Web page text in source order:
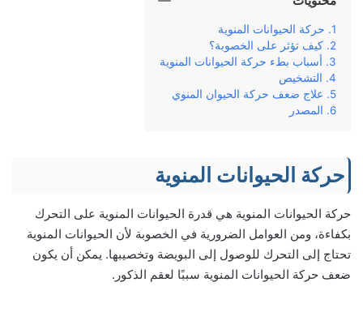
حركة الحيوانات المنوية
كيف تؤثر على الخصوبة؟
أسباب بطء حركة الحيوانات المنوية
التشخيص
علاج ضعف حركة الحيوان المنوي
المصدر
حركة الحيوانات المنوية
حركة الحيوانات المنوية هي قدرة الحيوانات المنوية على التحرك
بكفاءة، ومن العوامل الضرورية في الخصوبة لأن الحيوانات المنوية
تحتاج إلى التحرك للوصول إلى البويضة وتخصيبها. يمكن أن يكون
ضعف حركة الحيوانات المنوية سببًا لعقم الذكور.